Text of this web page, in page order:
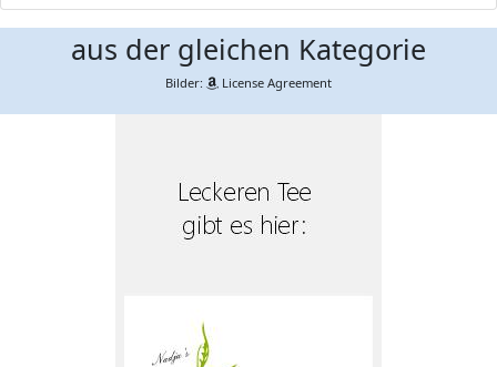
aus der gleichen Kategorie
Bilder: License Agreement